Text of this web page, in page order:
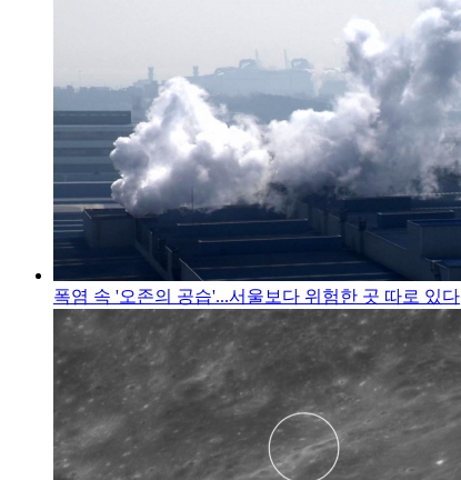
폭염 속 '오존의 공습'...서울보다 위험한 곳 따로 있다